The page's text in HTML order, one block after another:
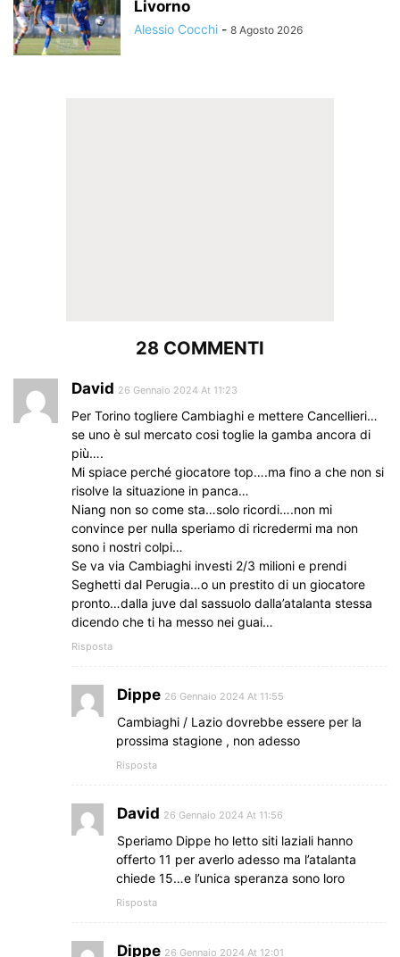
Livorno
Alessio Cocchi - 8 Agosto 2026
28 COMMENTI
David 26 Gennaio 2024 At 11:23
Per Torino togliere Cambiaghi e mettere Cancellieri…
se uno è sul mercato cosi toglie la gamba ancora di
più….
Mi spiace perché giocatore top….ma fino a che non si
risolve la situazione in panca…
Niang non so come sta…solo ricordi….non mi
convince per nulla speriamo di ricredermi ma non
sono i nostri colpi…
Se va via Cambiaghi investi 2/3 milioni e prendi
Seghetti dal Perugia…o un prestito di un giocatore
pronto…dalla juve dal sassuolo dalla’atalanta stessa
dicendo che ti ha messo nei guai…
Risposta
Dippe 26 Gennaio 2024 At 11:55
Cambiaghi / Lazio dovrebbe essere per la
prossima stagione , non adesso
Risposta
David 26 Gennaio 2024 At 11:56
Speriamo Dippe ho letto siti laziali hanno
offerto 11 per averlo adesso ma l’atalanta
chiede 15…e l’unica speranza sono loro
Risposta
Dippe 26 Gennaio 2024 At 12:01